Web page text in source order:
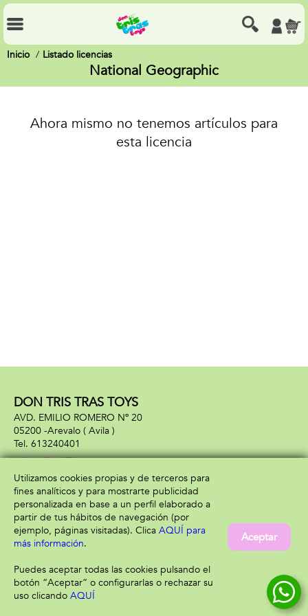
Inicio Listado licencias
National Geographic
Ahora mismo no tenemos artículos para
esta licencia
DON TRIS TRAS TOYS
AVD. EMILIO ROMERO Nº 20
05200 -Arevalo ( Avila )
613240401
Información
Aviso legal
Política de privacidad
Política de cookies
Atención al cliente
Envío y devolución
Utilizamos cookies propias y de terceros para
fines analíticos y para mostrarte publicidad
personalizada en base a un perfil elaborado a
partir de tus hábitos de navegación (por
ejemplo, páginas visitadas). Clica AQUÍ para
más información.
Puedes aceptar todas las cookies pulsando el
botón “Aceptar” o configurarlas o rechazar su
uso clicando AQUÍ
Aceptar